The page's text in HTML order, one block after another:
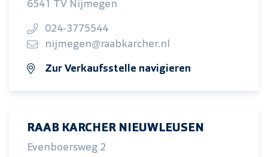
6541 TV Nijmegen
024-3775544
nijmegen@raabkarcher.nl
Zur Verkaufsstelle navigieren
RAAB KARCHER NIEUWLEUSEN
Evenboersweg 2